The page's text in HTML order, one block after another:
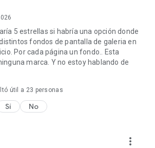
5 estrellas si habría una opción donde
fondos de pantalla de galeria en
Por cada página un fondo.. Esta
marca. Y no estoy hablando de
útil a 23 personas
Sí No
more_vert